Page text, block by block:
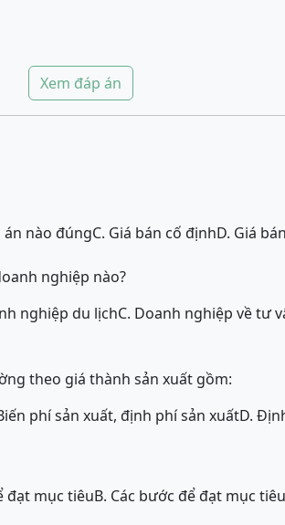
Xem đáp án
nào đúngC. Giá bán cố địnhD. Giá
nghiệp nào?
nghiệp du lịchC. Doanh nghiệp về tư
theo giá thành sản xuất gồm:
phí sản xuất, định phí sản xuấtD.
đạt mục tiêuB. Các bước để đạt mục tiêu